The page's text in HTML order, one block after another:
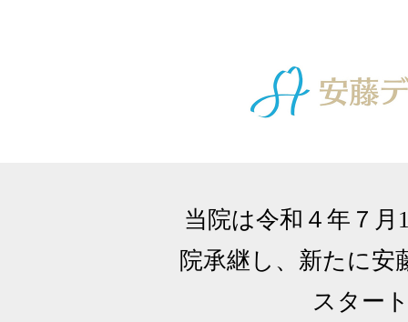
当院は令和４年７
院承継し、新たに
スター